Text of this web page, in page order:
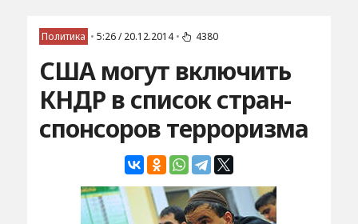
Политика • 5:26 / 20.12.2014 • 4380
США могут включить
КНДР в список стран-
спонсоров терроризма